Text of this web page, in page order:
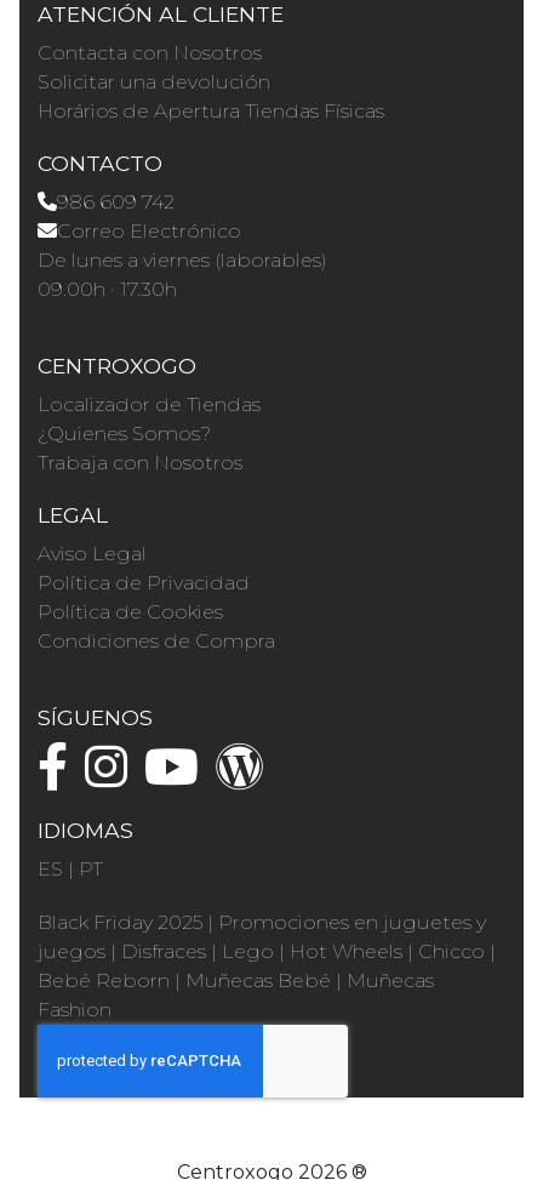
ATENCIÓN AL CLIENTE
Contacta con Nosotros
Solicitar una devolución
Horários de Apertura Tiendas Físicas
CONTACTO
986 609 742
Correo Electrónico
De lunes a viernes (laborables)
09.00h · 17.30h
CENTROXOGO
Localizador de Tiendas
¿Quienes Somos?
Trabaja con Nosotros
LEGAL
Aviso Legal
Política de Privacidad
Política de Cookies
Condiciones de Compra
SÍGUENOS
IDIOMAS
ES | PT
Black Friday 2025 | Promociones en juguetes y
juegos | Disfraces | Lego | Hot Wheels | Chicco |
Bebé Reborn | Muñecas Bebé | Muñecas
Fashion
Centroxogo 2026 ®